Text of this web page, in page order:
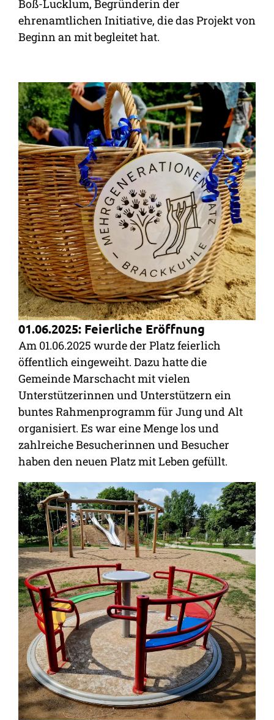
Boß-Lucklum, Begründerin der
ehrenamtlichen Initiative, die das Projekt von
Beginn an mit begleitet hat.
01.06.2025: Feierliche Eröffnung
Am 01.06.2025 wurde der Platz feierlich
öffentlich eingeweiht. Dazu hatte die
Gemeinde Marschacht mit vielen
Unterstützerinnen und Unterstützern ein
buntes Rahmenprogramm für Jung und Alt
organisiert. Es war eine Menge los und
zahlreiche Besucherinnen und Besucher
haben den neuen Platz mit Leben gefüllt.